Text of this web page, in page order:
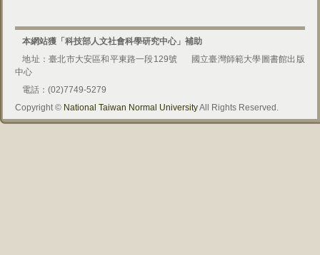
本網站獲「科技部人文社會科學研究中心」補助
地址：臺北市大安區和平東路一段129號
國立臺灣師範大學圖書館出版
中心
電話：(02)7749-5279
Copyright © National Taiwan Normal UniversityAll Rights Reserved.